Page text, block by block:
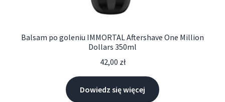
Balsam po goleniu IMMORTAL Aftershave One Million
Dollars 350ml
42,00 zł
Dowiedz się więcej